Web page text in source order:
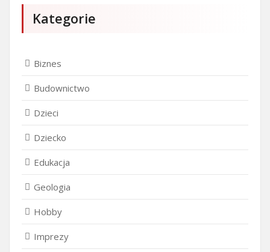
Kategorie
Biznes
Budownictwo
Dzieci
Dziecko
Edukacja
Geologia
Hobby
Imprezy